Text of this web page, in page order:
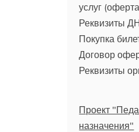
услуг
Реквизиты
Покупка
Договор
Реквизиты
Проект
назначения"